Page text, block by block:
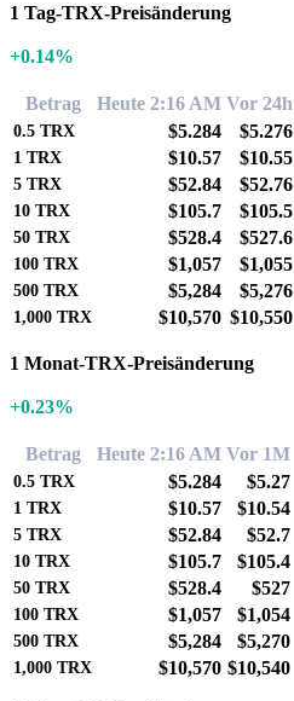
1 Tag-TRX-Preisänderung
+0.14%
Betrag Heute 2:16 AM Vor 24h
0.5 TRX $5.284 $5.276
1 TRX $10.57 $10.55
5 TRX $52.84 $52.76
10 TRX $105.7 $105.5
50 TRX $528.4 $527.6
100 TRX $1,057 $1,055
500 TRX $5,284 $5,276
1,000 TRX $10,570 $10,550
1 Monat-TRX-Preisänderung
+0.23%
Betrag Heute 2:16 AM Vor 1M
0.5 TRX $5.284 $5.27
1 TRX $10.57 $10.54
5 TRX $52.84 $52.7
10 TRX $105.7 $105.4
50 TRX $528.4 $527
100 TRX $1,057 $1,054
500 TRX $5,284 $5,270
1,000 TRX $10,570 $10,540